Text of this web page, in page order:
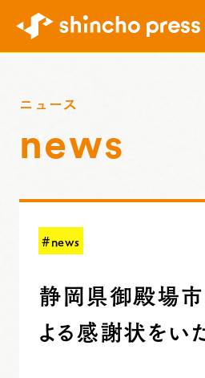
ニュース
news
#news
静岡県御殿場
よる感謝状をい